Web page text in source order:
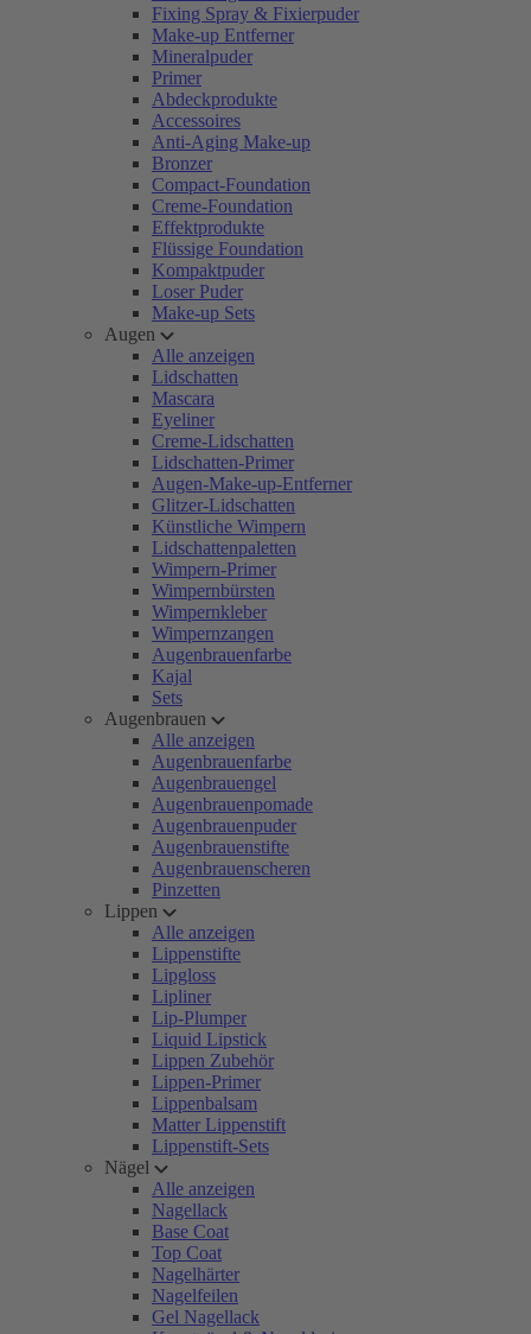
Fixing Spray & Fixierpuder
Make-up Entferner
Mineralpuder
Primer
Abdeckprodukte
Accessoires
Anti-Aging Make-up
Bronzer
Compact-Foundation
Creme-Foundation
Effektprodukte
Flüssige Foundation
Kompaktpuder
Loser Puder
Make-up Sets
Augen
Alle anzeigen
Lidschatten
Mascara
Eyeliner
Creme-Lidschatten
Lidschatten-Primer
Augen-Make-up-Entferner
Glitzer-Lidschatten
Künstliche Wimpern
Lidschattenpaletten
Wimpern-Primer
Wimpernbürsten
Wimpernkleber
Wimpernzangen
Augenbrauenfarbe
Kajal
Sets
Augenbrauen
Alle anzeigen
Augenbrauenfarbe
Augenbrauengel
Augenbrauenpomade
Augenbrauenpuder
Augenbrauenstifte
Augenbrauenscheren
Pinzetten
Lippen
Alle anzeigen
Lippenstifte
Lipgloss
Lipliner
Lip-Plumper
Liquid Lipstick
Lippen Zubehör
Lippen-Primer
Lippenbalsam
Matter Lippenstift
Lippenstift-Sets
Nägel
Alle anzeigen
Nagellack
Base Coat
Top Coat
Nagelhärter
Nagelfeilen
Gel Nagellack